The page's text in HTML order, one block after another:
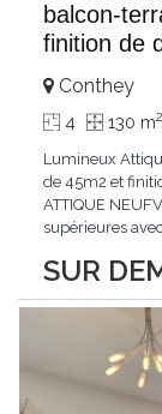
balcon-
finition de
SUR
Conthey
4 130 m2
Lumineux
de 45m2 et
ATTIQUE
supérieures
commodités
haut de gamme